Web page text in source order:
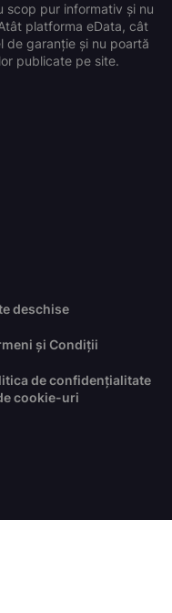
scop pur informativ și nu
platforma eData, cât
de garanție și nu poartă
publicate pe site.
deschise
și Condiții
de confidențialitate
cookie-uri